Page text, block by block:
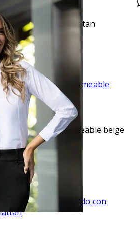
fit azul manhattan
fit stretch impermeable beige